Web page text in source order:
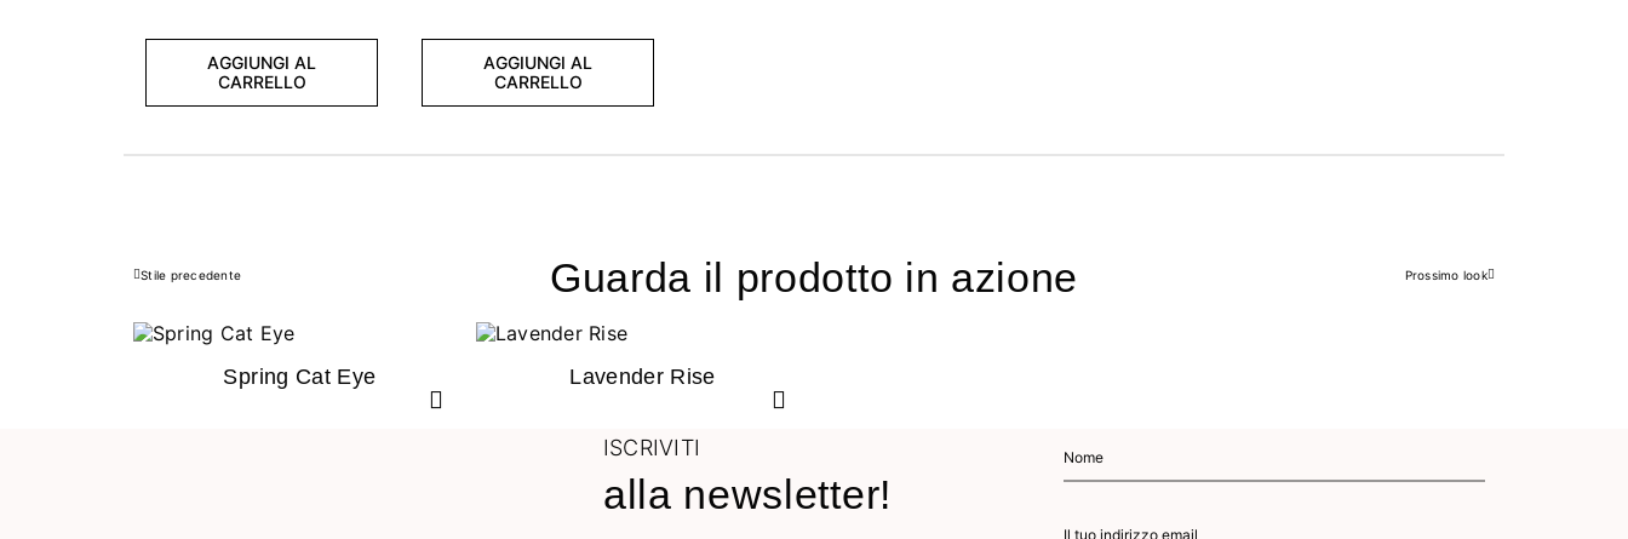
AGGIUNGI AL
CARRELLO
AGGIUNGI AL
CARRELLO
Guarda il prodotto in azione
Precedente
Stile precedente Successivo
Prossimo look
Spring Cat Eye Lavender Rise
ISCRIVITI
alla newsletter!